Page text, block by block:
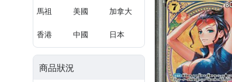
馬祖 美國 加拿大
香港 中國 日本
商品狀況